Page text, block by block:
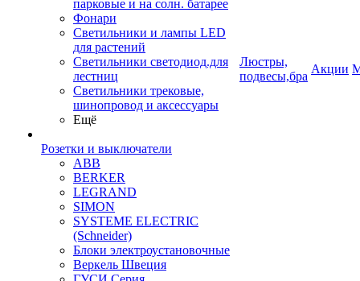
парковые и на солн. батарее
Фонари
Светильники и лампы LED
для растений
Светильники светодиод.для
лестниц
Светильники трековые,
шинопровод и аксессуары
Ещё
Розетки и выключатели
ABB
BERKER
LEGRAND
SIMON
SYSTEME ELECTRIC
(Schneider)
Блоки электроустановочные
Веркель Швеция
Люстры,
подвесы,бра
Акции